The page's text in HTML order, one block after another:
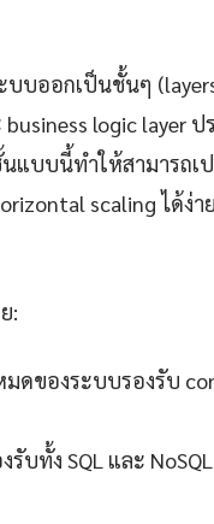
บบออกเป็นชั้นๆ
logic layer
นแบบนี้ทำให้สามารถเ
scaling ได้ง่า
:
ดของระบบรองรับ
บทั้ง SQL และ